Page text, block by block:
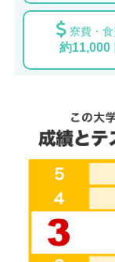
寮費・
約11,000